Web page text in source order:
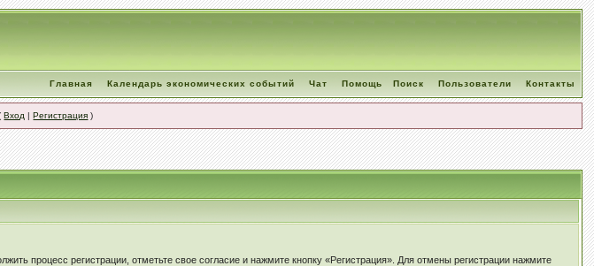
Главная Календарь экономических событий Чат Помощь Поиск Пользователи Контакты
Вход |Регистрация )
процесс регистрации, отметьте свое согласие и нажмите кнопку «Регистрация». Для отмены регистрации нажмите